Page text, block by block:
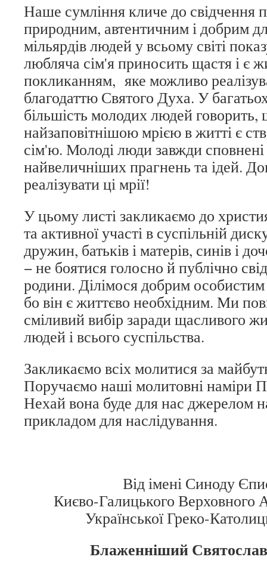
Наше сумління кличе до свідчення
природним, автентичним і добрим
мільярдів людей у ​​всьому світі
любляча сім'я приносить щастя і є
покликанням, яке можливо
благодаттю Святого Духа. У
більшість молодих людей
найзаповітнішою мрією в житті є
сім'ю. Молоді люди завжди
найвеличніших прагнень та ідей.
реалізувати ці мрії!
У цьому листі закликаємо до
та активної участі в суспільній
дружин, батьків і матерів, синів і
− не боятися голосно й публічно
родини. Ділімося добрим
бо він є життєво необхідним. Ми
сміливий вибір заради щасливого
людей і всього суспільства.
Закликаємо всіх молитися за
Поручаємо наші молитовні наміри
Нехай вона буде для нас джерелом
прикладом для наслідування.
Від імені Синоду
Києво-Галицького Верховного
Української Греко-
Блаженніший